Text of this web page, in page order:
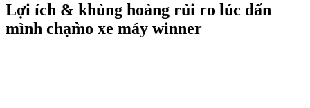
Lợi ích & khủng hoảng rủi ro lúc dấn
mình chạm̀o xe máy winner